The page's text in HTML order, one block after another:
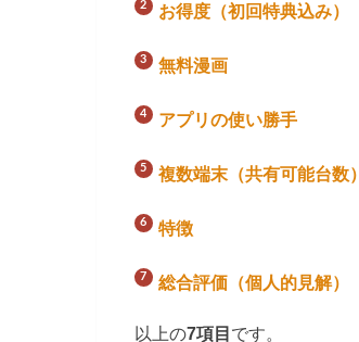
お得度（初回特典込み）
無料漫画
アプリの使い勝手
複数端末（共有可能台数）
特徴
総合評価（個人的見解）
以上の7項目 です。